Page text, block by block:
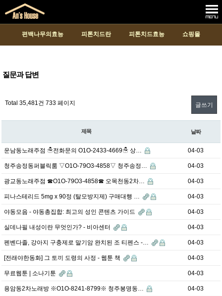
편백나무의효능 피톤치드란 피톤치드효능 쇼핑몰
질문과 답변
Total 35,481건 733 페이지 글쓰기
제목 날짜
운남동노래주점 ☃전화문의 O1O-2433-4669☃ 상… 04-03
청주송정동퍼블릭룸 ▽O1O-79O3-4858▽ 청주송정… 04-03
광교동노래주점 ☎O1O-79O3-4858☎ 오목천동2차… 04-03
피나스테리드 5mg x 90정 (탈모방지제) 구매대행 … 04-03
야동모음 - 야동총집합: 최고의 성인 콘텐츠 가이드 04-03
실데나필 내성이란 무엇인가? - 비아센터 04-03
펜벤다졸, 강아지 구충제로 말기암 완치된 조 티펜스 -… 04-03
[전래야한동화] 그 토끼 도령의 사정 - 웹툰 책 04-03
무료웹툰 | 소나기툰 04-03
용암동2차노래방 ※O1O-8241-8799※ 청주봉명동… 04-03